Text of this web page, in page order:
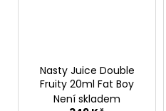
Nasty Juice Double
Fruity 20ml Fat Boy
Není skladem